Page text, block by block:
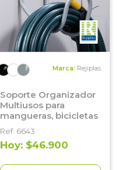
Marca: Rejiplas
Soporte Organizador
Multiusos para
mangueras, bicicletas
Ref: 6643
Hoy: $46.900